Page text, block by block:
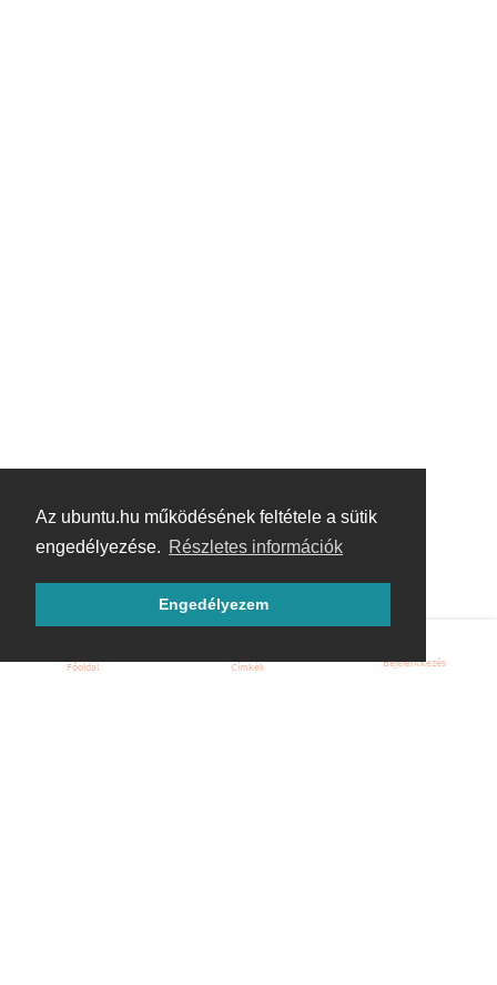
Az ubuntu.hu működésének feltétele a sütik
engedélyezése. Részletes információk
Engedélyezem
Főoldal Címkék Bejelentkezés